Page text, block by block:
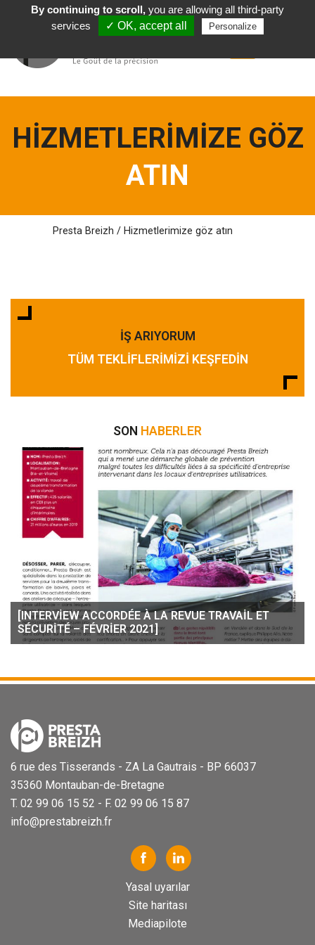
Türkçe
HIZMETLERIMIZE GÖZ
ATIN
Presta Breizh / Hizmetlerimize göz atın
İŞ ARIYORUM
TÜM TEKLIFLERIMIZI KEŞFEDIN
SON HABERLER
[INTERVIEW ACCORDÉE À LA REVUE TRAVAIL ET
SÉCURITÉ – FÉVRIER 2021]
6 rue des Tisserands - ZA La Gautrais - BP 66037
35360 Montauban-de-Bretagne
T. 02 99 06 15 52 - F. 02 99 06 15 87
info@prestabreizh.fr
Yasal uyarılar
Site haritası
Mediapilote
By continuing to scroll,you are allowing all third-party
services
✓ OK, accept all Personalize